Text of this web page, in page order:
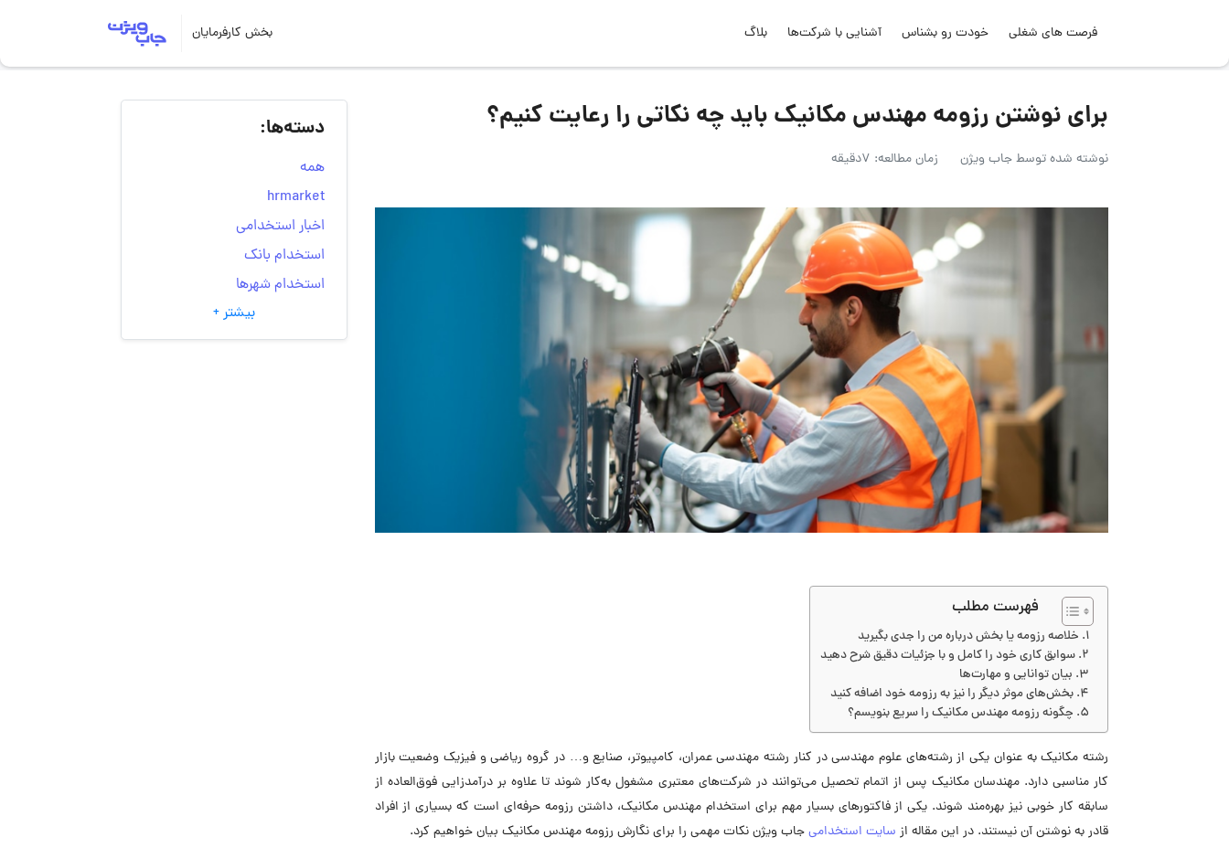
فرصت های شغلی خودت رو بشناس آشنایی با شرکت‌ها بلاگ بخش کارفرمایان
برای نوشتن رزومه مهندس مکانیک باید چه نکاتی را رعایت کنیم؟
نوشته شده توسطجاب ویژن زمان مطالعه: 7دقیقه
فهرست مطلب
خلاصه رزومه یا بخش درباره من را جدی بگیرید
سوابق کاری خود را کامل و با جزئیات دقیق شرح دهید
بیان توانایی و مهارت‌ها
بخش‌های موثر دیگر را نیز به رزومه خود اضافه کنید
چگونه رزومه مهندس مکانیک را سریع بنویسم؟
رشته مکانیک به عنوان یکی از رشته‌های علوم مهندسی در کنار رشته مهندسی عمران، کامپیوتر، صنایع و… در گروه ریاضی و فیزیک وضعیت بازار
کار مناسبی دارد. مهندسان مکانیک پس از اتمام تحصیل می‌توانند در شرکت‌های معتبری مشغول به‌کار شوند تا علاوه بر درآمدزایی فوق‌العاده از
سابقه کار خوبی نیز بهره‌مند شوند. یکی از فاکتور‌های بسیار مهم برای استخدام مهندس مکانیک، داشتن رزومه حرفه‌ای است که بسیاری از افراد
قادر به نوشتن آن نیستند. در این مقاله از سایت استخدامیجاب ویژن نکات مهمی را برای نگارش رزومه مهندس مکانیک بیان خواهیم کرد.
دسته‌ها:
همه
hrmarket
اخبار استخدامی
استخدام بانک
استخدام شهرها
انتخاب مسیر شغلی
به‌روزرسانی‌های سایت
بیشتر +